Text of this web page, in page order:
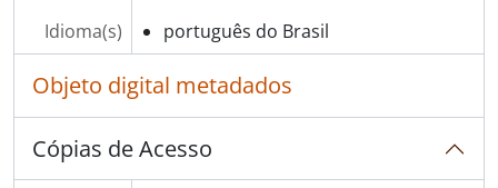
Idioma(s) português do Brasil
Objeto digital metadados
Cópias de Acesso